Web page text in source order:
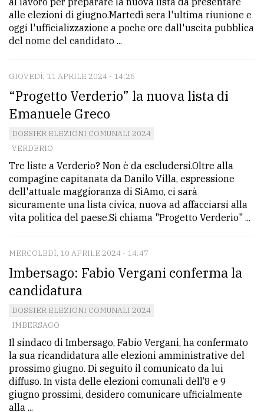
alle elezioni di giugno.Martedì sera l'ultima riunione e
oggi l'ufficializzazione a poche ore dall'uscita pubblica
del nome del candidato ...
GIOVEDÌ, 11 APRILE 2024 - 14:26
“Progetto Verderio” la nuova lista di
Emanuele Greco
DOSSIER ELEZIONI COMUNALI 2024
VERDERIO
Tre liste a Verderio? Non è da escludersi.Oltre alla
compagine capitanata da Danilo Villa, espressione
dell'attuale maggioranza di SiAmo, ci sarà
sicuramente una lista civica, nuova ad affacciarsi alla
vita politica del paese.Si chiama "Progetto Verderio" ...
MERCOLEDÌ, 10 APRILE 2024 - 14:47
Imbersago: Fabio Vergani conferma la
candidatura
DOSSIER ELEZIONI COMUNALI 2024
IMBERSAGO
Il sindaco di Imbersago, Fabio Vergani, ha confermato
la sua ricandidatura alle elezioni amministrative del
prossimo giugno. Di seguito il comunicato da lui
diffuso. In vista delle elezioni comunali dell’8 e 9
giugno prossimi, desidero comunicare ufficialmente
alla ...